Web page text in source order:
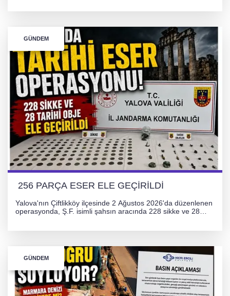
GÜNDEM
256 PARÇA ESER ELE GEÇİRİLDİ
Yalova'nın Çiftlikköy ilçesinde 2 Ağustos 2026'da düzenlenen
operasyonda, Ş.F. isimli şahsın aracında 228 sikke ve 28
GÜNDEM